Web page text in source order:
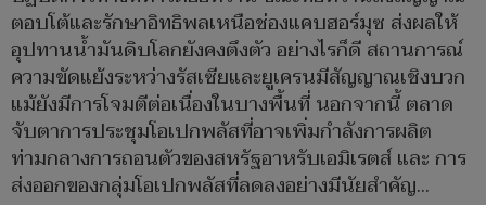
ตอบโต้และรักษาอิทธิพลเหนือช่องแคบฮอร์มุซ ส่งผลให้
อุปทานน้ำมันดิบโลกยังคงตึงตัว อย่างไรก็ดี สถานการณ์
ความขัดแย้งระหว่างรัสเซียและยูเครนมีสัญญาณเชิงบวก
แม้ยังมีการโจมตีต่อเนื่องในบางพื้นที่ นอกจากนี้ ตลาด
จับตาการประชุมโอเปกพลัสที่อาจเพิ่มกำลังการผลิต
ท่ามกลางการถอนตัวของสหรัฐอาหรับเอมิเรตส์ และ การ
ส่งออกของกลุ่มโอเปกพลัสที่ลดลงอย่างมีนัยสำคัญ...